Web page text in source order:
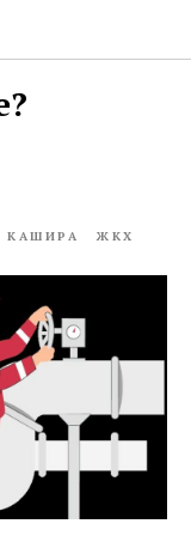
КАШИРА ЖКХ